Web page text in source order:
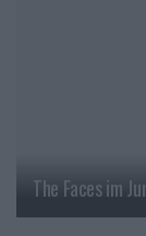
The Faces im